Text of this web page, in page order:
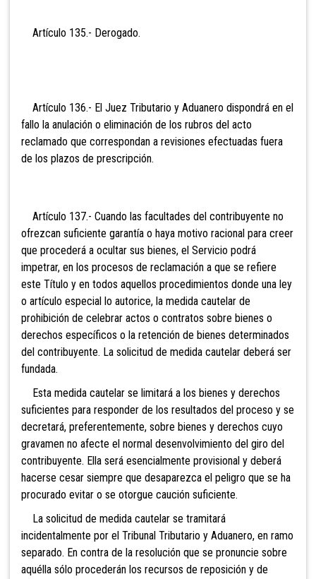
Artículo 135.- Derogado.
Artículo 136.- El Juez Tributario y Aduanero dispondrá en el
fallo la anulación o eliminación de los rubros del acto
reclamado que correspondan a revisiones efectuadas fuera
de los plazos de prescripción.
Artículo 137.- Cuando las facultades del contribuyente no
ofrezcan suficiente garantía o haya motivo racional para creer
que procederá a ocultar sus bienes, el Servicio podrá
impetrar, en los procesos de reclamación a que se refiere
este Título y en todos aquellos procedimientos donde una ley
o artículo especial lo autorice, la medida cautelar de
prohibición de celebrar actos o contratos sobre bienes o
derechos específicos o la retención de bienes determinados
del contribuyente. La solicitud de medida cautelar deberá ser
fundada.
Esta medida cautelar se limitará a los bienes y derechos
suficientes para responder de los resultados del proceso y se
decretará, preferentemente, sobre bienes y derechos cuyo
gravamen no afecte el normal desenvolvimiento del giro del
contribuyente. Ella será esencialmente provisional y deberá
hacerse cesar siempre que desaparezca el peligro que se ha
procurado evitar o se otorgue caución suficiente.
La solicitud de medida cautelar se tramitará
incidentalmente por el Tribunal Tributario y Aduanero, en ramo
separado. En contra de la resolución que se pronuncie sobre
aquélla sólo procederán los recursos de reposición y de